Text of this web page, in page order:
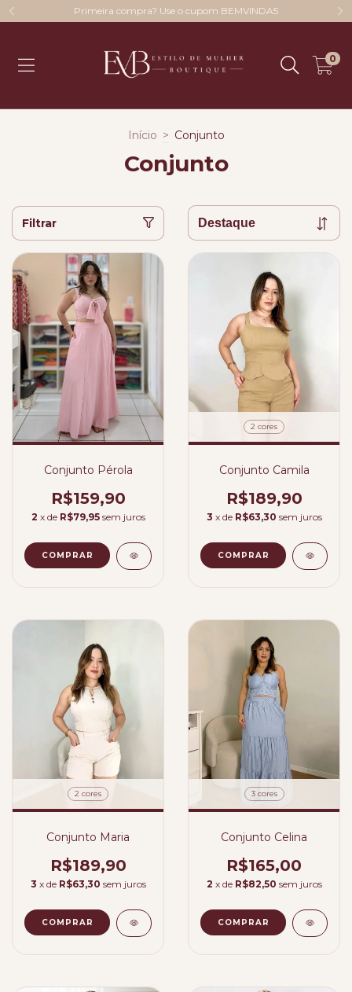
Primeira compra? Use o cupom BEMVINDA5
0
Início > Conjunto
Conjunto
Filtrar
Conjunto Pérola
R$159,90
2 x de R$79,95 sem juros
COMPRAR
2 cores
Conjunto Camila
R$189,90
3 x de R$63,30 sem juros
COMPRAR
2 cores
Conjunto Maria
R$189,90
3 x de R$63,30 sem juros
COMPRAR
3 cores
Conjunto Celina
R$165,00
2 x de R$82,50 sem juros
COMPRAR